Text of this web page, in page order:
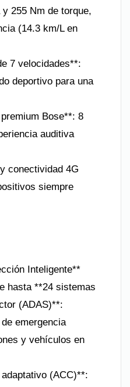
255 Nm de torque,
(14.3 km/L en
7 velocidades**:
deportivo para una
Bose**: 8
auditiva
conectividad 4G
siempre
Inteligente**
hasta **24 sistemas
(ADAS)**:
emergencia
y vehículos en
(ACC)**: